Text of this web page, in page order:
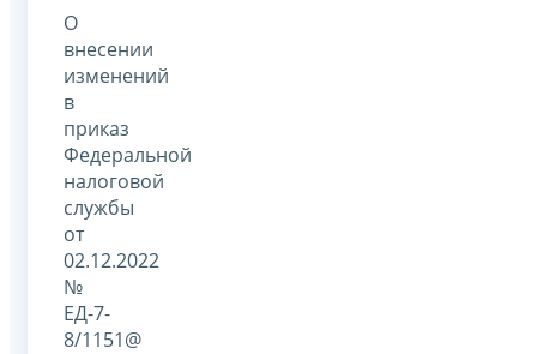
О
внесении
изменений
в
приказ
Федеральной
налоговой
службы
от
02.12.2022
№
ЕД-7-
8/1151@